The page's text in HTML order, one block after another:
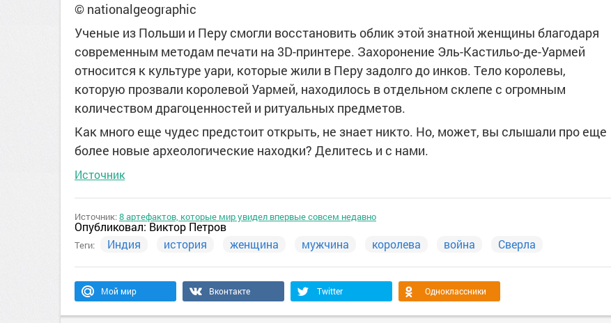
© nationalgeographic
Ученые из Польши и Перу смогли восстановить облик этой знатной женщины благодаря
современным методам печати на 3D-принтере. Захоронение Эль-Кастильо-де-Уармей
относится к культуре уари, которые жили в Перу задолго до инков. Тело королевы,
которую прозвали королевой Уармей, находилось в отдельном склепе с огромным
количеством драгоценностей и ритуальных предметов.
Как много еще чудес предстоит открыть, не знает никто. Но, может, вы слышали про еще
более новые археологические находки? Делитесь и с нами.
Источник
Источник:8 артефактов, которые мир увидел впервые совсем недавно
Опубликовал:Виктор Петров
Теги: Индия история женщина мужчина королева война Сверла
Мой мир Вконтакте Twitter Одноклассники